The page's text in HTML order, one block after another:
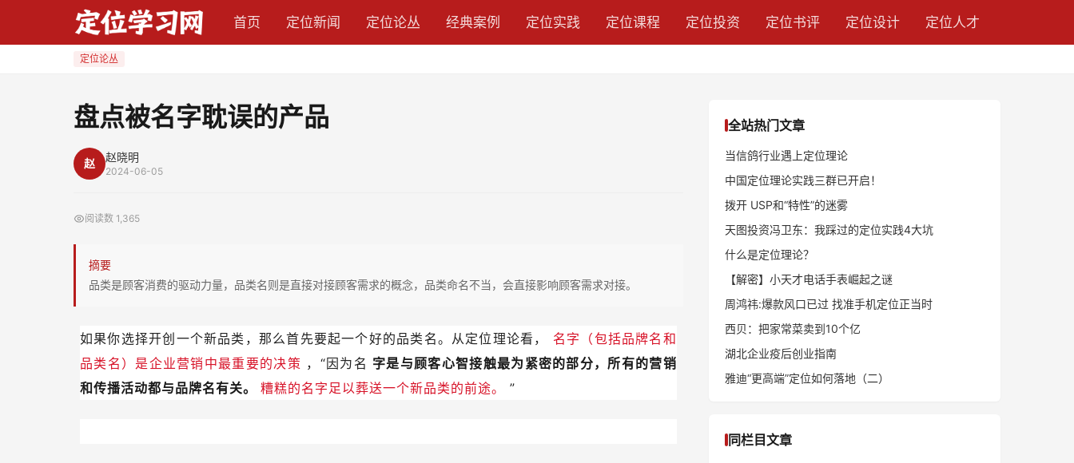
首页 定位新闻 定位论丛 经典案例 定位实践 定位课程 定位投资 定位书评 定位设计 定位人才
定位论丛
盘点被名字耽误的产品
赵 赵晓明
2024-06-05
阅读数 1,365
摘要
品类是顾客消费的驱动力量，品类名则是直接对接顾客需求的概念，品类命名不当，会直接影响顾客需求对接。
如果你选择开创一个新品类，那么首先要起一个好的品类名。从定位理论看， 名字（包括品牌名和
品类名）是企业营销中最重要的决策 ，“因为名 字是与顾客心智接触最为紧密的部分，所有的营销
和传播活动都与品牌名有关。 糟糕的名字足以葬送一个新品类的前途。 ”
全站热门文章
当信鸽行业遇上定位理论
中国定位理论实践三群已开启！
拨开 USP和“特性”的迷雾
天图投资冯卫东：我踩过的定位实践4大坑
什么是定位理论？
【解密】小天才电话手表崛起之谜
周鸿祎:爆款风口已过 找准手机定位正当时
西贝：把家常菜卖到10个亿
湖北企业疫后创业指南
雅迪“更高端”定位如何落地（二）
同栏目文章